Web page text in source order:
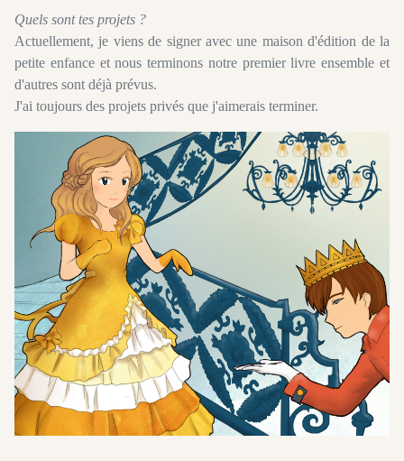
Quels sont tes projets ?
Actuellement, je viens de signer avec une maison d'édition de la
petite enfance et nous terminons notre premier livre ensemble et
d'autres sont déjà prévus.
J'ai toujours des projets privés que j'aimerais terminer.